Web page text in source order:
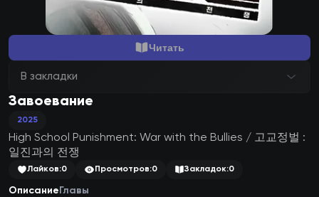
Читать
В закладки
Завоевание
2025
High School Punishment: War with the Bullies / 고교정벌 :
일진과의 전쟁
Лайков:0 Просмотров:0 Закладок:0
Описание Главы